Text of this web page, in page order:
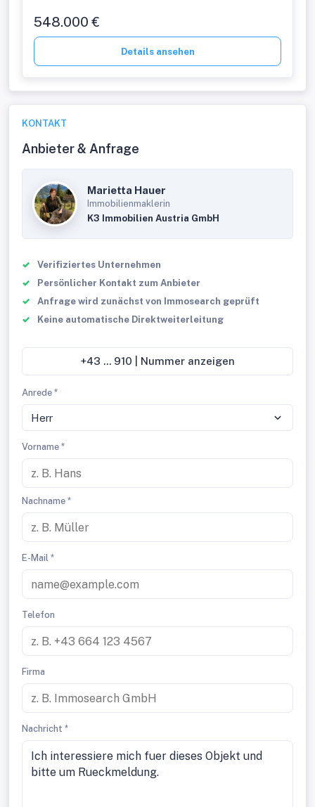
548.000 €
Details ansehen
KONTAKT
Anbieter & Anfrage
Marietta Hauer
Immobilienmaklerin
K3 Immobilien Austria GmbH
Verifiziertes Unternehmen
Persönlicher Kontakt zum Anbieter
Anfrage wird zunächst von Immosearch geprüft
Keine automatische Direktweiterleitung
+43 ... 910 | Nummer anzeigen
Anrede *
Herr
Vorname *
Nachname *
E-Mail *
Telefon
Firma
Nachricht *